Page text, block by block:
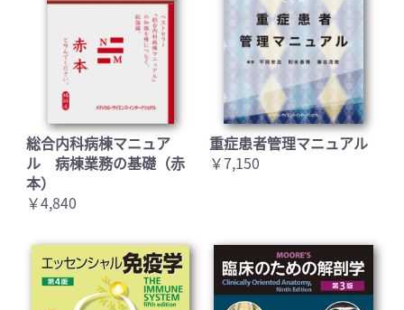
総合内科病棟マニュア
ル 病棟業務の基礎（赤
本）
￥4,840
重症患者管理マニュアル
￥7,150